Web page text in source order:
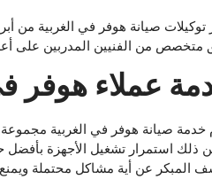
توكيلات صيانة هوفر في الغربية من
متخصص من الفنيين المدربين على
عملاء هوفر
خدمة صيانة هوفر في الغربية
ذلك استمرار تشغيل الأجهزة بأفضل
المبكر عن أية مشاكل محتملة